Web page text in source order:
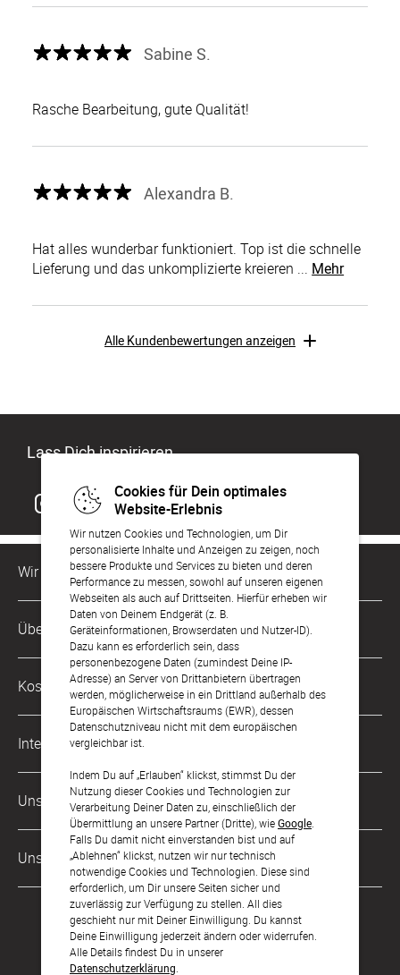
Cookies für Dein optimales
Website-Erlebnis
Wir nutzen Cookies und Technologien, um Dir
personalisierte Inhalte und Anzeigen zu zeigen, noch
bessere Produkte und Services zu bieten und deren
Performance zu messen, sowohl auf unseren eigenen
Webseiten als auch auf Drittseiten. Hierfür erheben wir
Daten von Deinem Endgerät (z. B.
Geräteinformationen, Browserdaten und Nutzer-ID).
Dazu kann es erforderlich sein, dass
personenbezogene Daten (zumindest Deine IP-
Adresse) an Server von Drittanbietern übertragen
werden, möglicherweise in ein Drittland außerhalb des
Europäischen Wirtschaftsraums (EWR), dessen
Datenschutzniveau nicht mit dem europäischen
vergleichbar ist.
Indem Du auf „Erlauben“ klickst, stimmst Du der
Nutzung dieser Cookies und Technologien zur
Verarbeitung Deiner Daten zu, einschließlich der
Übermittlung an unsere Partner (Dritte), wieGoogle
Falls Du damit nicht einverstanden bist und auf
„Ablehnen“ klickst, nutzen wir nur technisch
notwendige Cookies und Technologien. Diese sind
erforderlich, um Dir unsere Seiten sicher und
zuverlässig zur Verfügung zu stellen. All dies
geschieht nur mit Deiner Einwilligung. Du kannst
Deine Einwilligung jederzeit ändern oder widerrufen.
Alle Details findest Du in unserer
Datenschutzerklärung
Sabine S.
Rasche Bearbeitung, gute Qualität!
Alexandra B.
Hat alles wunderbar funktioniert. Top ist die schnelle
Lieferung und das unkomplizierte kreieren ... Mehr
Alle Kundenbewertungen anzeigen
Lass Dich inspirieren
Wir sind für Dich da
Kundenservice-Hotline
0049 221 956 725 10
Mo. - Fr. von 9 bis 17 Uhr
kontakt@sendmoments.at
Über Uns
Philosophie
Karriere
Impressum
AGB & Widerrufsrecht
Zahlung & Versand
Datenschutz
Barrierefreiheitserklärung
LLM's
Kostenlose Services
Musterkarten
Digitale Gästelisten
FAQ & Hilfe
International
Deutschland
Schweiz
Frankreich
Unsere Zahlungsarten
Unsere Partner